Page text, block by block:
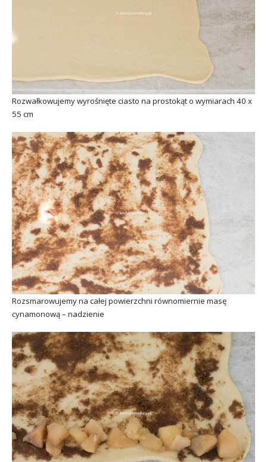
Rozwałkowujemy wyrośnięte ciasto na prostokąt o wymiarach 40 x
55 cm
Rozsmarowujemy na całej powierzchni równomiernie masę
cynamonową – nadzienie